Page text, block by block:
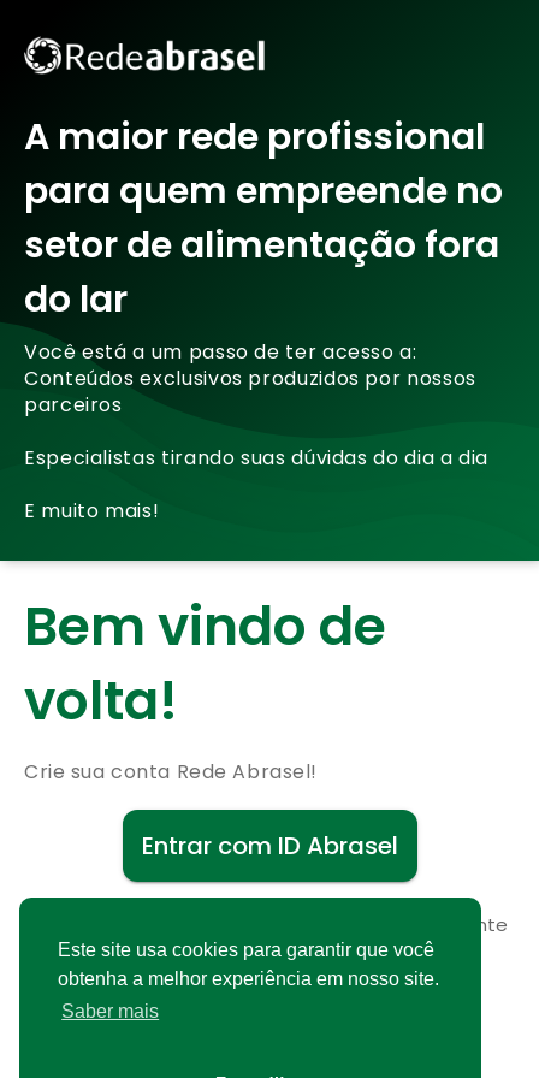
Este site usa cookies para garantir que você
obtenha a melhor experiência em nosso site.
Saber mais
A maior rede profissional
para quem empreende no
setor de alimentação fora
do lar
Você está a um passo de ter acesso a:
Conteúdos exclusivos produzidos por nossos
parceiros
Especialistas tirando suas dúvidas do dia a dia
E muito mais!
Bem vindo de
volta!
Crie sua conta Rede Abrasel!
Entrar com ID Abrasel
Cadastre-se gratuitamente